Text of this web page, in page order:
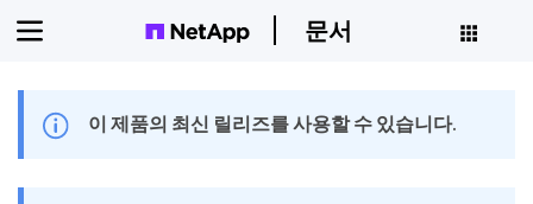
문서
이 제품의 최신 릴리즈를 사용할 수 있습니다.